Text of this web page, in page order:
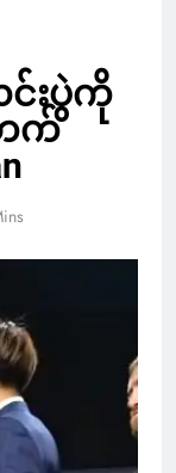
င်းပွဲကို
တက်